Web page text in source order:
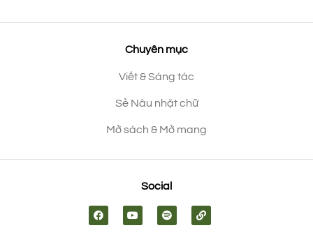
Chuyên mục
Viết & Sáng tác
Sẻ Nâu nhặt chữ
Mở sách & Mở mang
Social